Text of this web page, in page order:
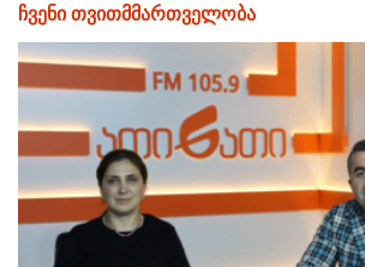
ჩვენი თვითმმართველობა